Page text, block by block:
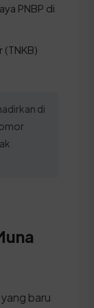
PNBP di
(TNKB)
di
baru